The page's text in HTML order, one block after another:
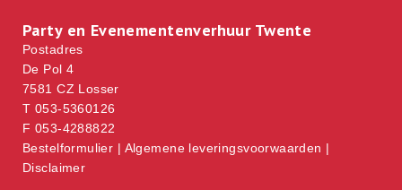
Party en Evenementenverhuur Twente
Postadres
De Pol 4
7581 CZ Losser
T 053-5360126
F 053-4288822
Bestelformulier | Algemene leveringsvoorwaarden |
Disclaimer